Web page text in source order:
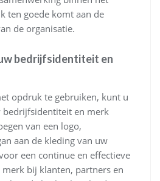
ten goede komt aan de
de organisatie.
bedrijfsidentiteit en
opdruk te gebruiken, kunt u
bedrijfsidentiteit en merk
van een logo,
aan de kleding van uw
een continue en effectieve
bij klanten, partners en